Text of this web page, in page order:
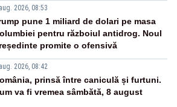
2026, 08:53
pune 1 miliard de dolari pe masa
pentru războiul antidrog. Noul
promite o ofensivă
2026, 08:42
prinsă între caniculă și furtuni.
va fi vremea sâmbătă, 8 august